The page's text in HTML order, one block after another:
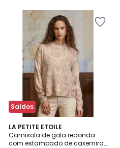
Saldos
LA PETITE ETOILE
Camisola de gola redonda
com estampado de caxemira,
5
/
5